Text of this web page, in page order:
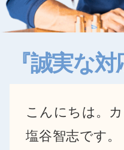
『誠実な
こんにちは。
塩谷智志です。